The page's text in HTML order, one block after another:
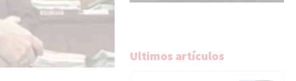
Ultimos artículos